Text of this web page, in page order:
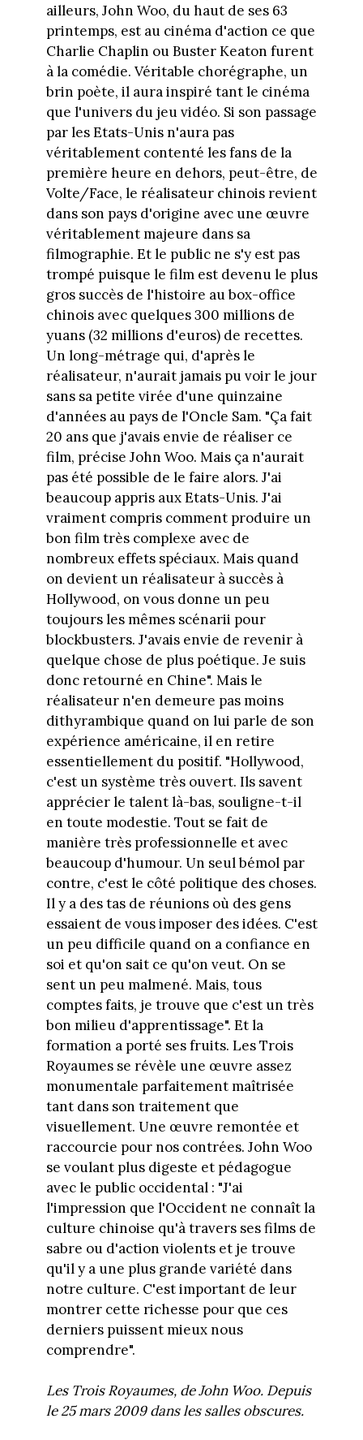
ailleurs, John Woo, du haut de ses 63
printemps, est au cinéma d'action ce que
Charlie Chaplin ou Buster Keaton furent
à la comédie. Véritable chorégraphe, un
brin poète, il aura inspiré tant le cinéma
que l'univers du jeu vidéo. Si son passage
par les Etats-Unis n'aura pas
véritablement contenté les fans de la
première heure en dehors, peut-être, de
Volte/Face, le réalisateur chinois revient
dans son pays d'origine avec une œuvre
véritablement majeure dans sa
filmographie. Et le public ne s'y est pas
trompé puisque le film est devenu le plus
gros succès de l'histoire au box-office
chinois avec quelques 300 millions de
yuans (32 millions d'euros) de recettes.
Un long-métrage qui, d'après le
réalisateur, n'aurait jamais pu voir le jour
sans sa petite virée d'une quinzaine
d'années au pays de l'Oncle Sam. "Ça fait
20 ans que j'avais envie de réaliser ce
film, précise John Woo. Mais ça n'aurait
pas été possible de le faire alors. J'ai
beaucoup appris aux Etats-Unis. J'ai
vraiment compris comment produire un
bon film très complexe avec de
nombreux effets spéciaux. Mais quand
on devient un réalisateur à succès à
Hollywood, on vous donne un peu
toujours les mêmes scénarii pour
blockbusters. J'avais envie de revenir à
quelque chose de plus poétique. Je suis
donc retourné en Chine". Mais le
réalisateur n'en demeure pas moins
dithyrambique quand on lui parle de son
expérience américaine, il en retire
essentiellement du positif. "Hollywood,
c'est un système très ouvert. Ils savent
apprécier le talent là-bas, souligne-t-il
en toute modestie. Tout se fait de
manière très professionnelle et avec
beaucoup d'humour. Un seul bémol par
contre, c'est le côté politique des choses.
Il y a des tas de réunions où des gens
essaient de vous imposer des idées. C'est
un peu difficile quand on a confiance en
soi et qu'on sait ce qu'on veut. On se
sent un peu malmené. Mais, tous
comptes faits, je trouve que c'est un très
bon milieu d'apprentissage". Et la
formation a porté ses fruits. Les Trois
Royaumes se révèle une œuvre assez
monumentale parfaitement maîtrisée
tant dans son traitement que
visuellement. Une œuvre remontée et
raccourcie pour nos contrées. John Woo
se voulant plus digeste et pédagogue
avec le public occidental : "J'ai
l'impression que l'Occident ne connaît la
culture chinoise qu'à travers ses films de
sabre ou d'action violents et je trouve
qu'il y a une plus grande variété dans
notre culture. C'est important de leur
montrer cette richesse pour que ces
derniers puissent mieux nous
comprendre".
Les Trois Royaumes, de John Woo. Depuis
le 25 mars 2009 dans les salles obscures.